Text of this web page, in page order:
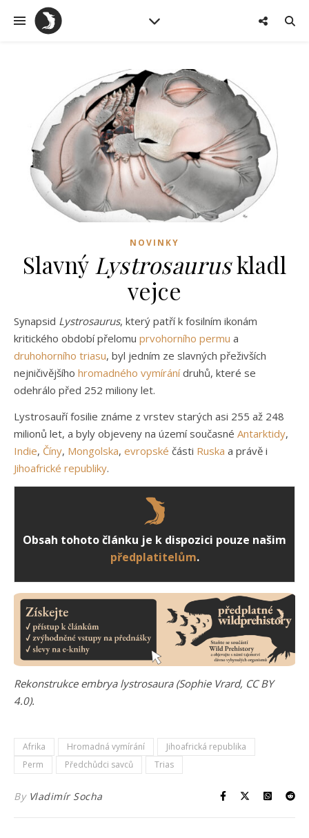
NOVINKY
Slavný Lystrosauruskladl
vejce
Synapsid Lystrosaurus, který patří k fosilním ikonám
kritického období přelomu prvohorního permu a
druhohorního triasu, byl jedním ze slavných přeživších
nejničivějšího hromadného vymíránídruhů, které se
odehrálo před 252 miliony let.
Lystrosauří fosilie známe z vrstev starých asi 255 až 248
milionů let, a byly objeveny na území současné Antarktidy,
Indie, Číny, Mongolska, evropské části Ruska a právě i
Jihoafrické republiky.
Obsah tohoto článku je k dispozici pouze našim
předplatitelům.
Rekonstrukce embrya lystrosaura (Sophie Vrard, CC BY
4.0).
Afrika Hromadná vymírání
Jihoafrická republika
Perm
Předchůdci savců Trias
By Vladimír Socha